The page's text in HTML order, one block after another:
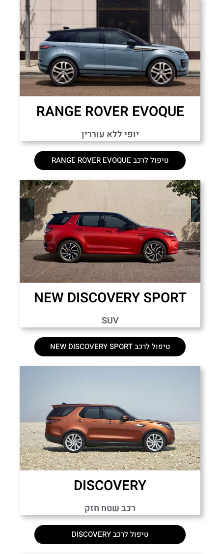
RANGE ROVER EVOQUE
יופי ללא עוררין
טיפול לרכב RANGE ROVER EVOQUE
NEW DISCOVERY SPORT
SUV
טיפול לרכב NEW DISCOVERY SPORT
DISCOVERY
רכב שטח חזק
טיפול לרכב DISCOVERY